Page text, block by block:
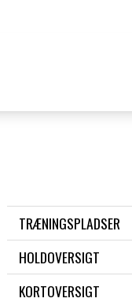
TRÆNINGSPLADSER
HOLDOVERSIGT
KORTOVERSIGT